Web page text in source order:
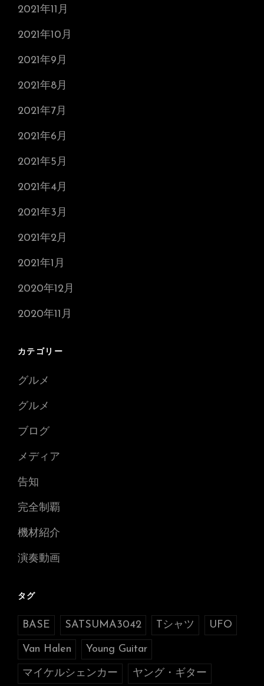
2021年11月
2021年10月
2021年9月
2021年8月
2021年7月
2021年6月
2021年5月
2021年4月
2021年3月
2021年2月
2021年1月
2020年12月
2020年11月
カテゴリー
グルメ
グルメ
ブログ
メディア
告知
完全制覇
機材紹介
演奏動画
タグ
BASE SATSUMA3042 Tシャツ UFO
Van Halen Young Guitar
マイケルシェンカー ヤング・ギター